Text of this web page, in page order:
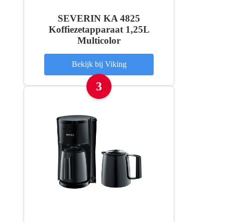
SEVERIN KA 4825
Koffiezetapparaat 1,25L
Multicolor
Bekijk bij Viking
3